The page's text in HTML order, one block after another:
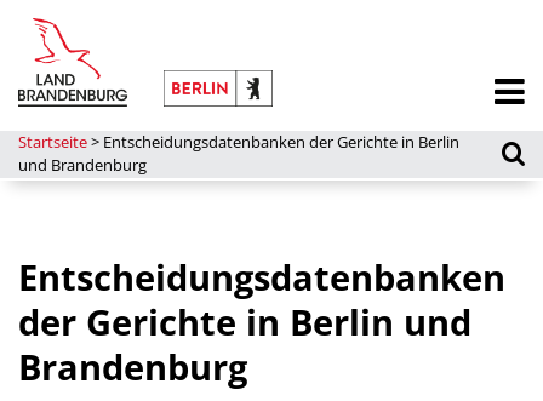
Startseite> Entscheidungsdatenbanken der Gerichte in Berlin
und Brandenburg
Entscheidungsdatenbanken
der Gerichte in Berlin und
Brandenburg